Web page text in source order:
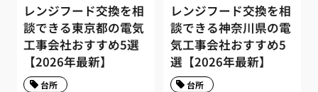
レンジフード交換を相
談できる東京都の電気
工事会社おすすめ5選
【2026年最新】
台所
レンジフード交換を相
談できる神奈川県の電
気工事会社おすすめ5
選【2026年最新】
台所